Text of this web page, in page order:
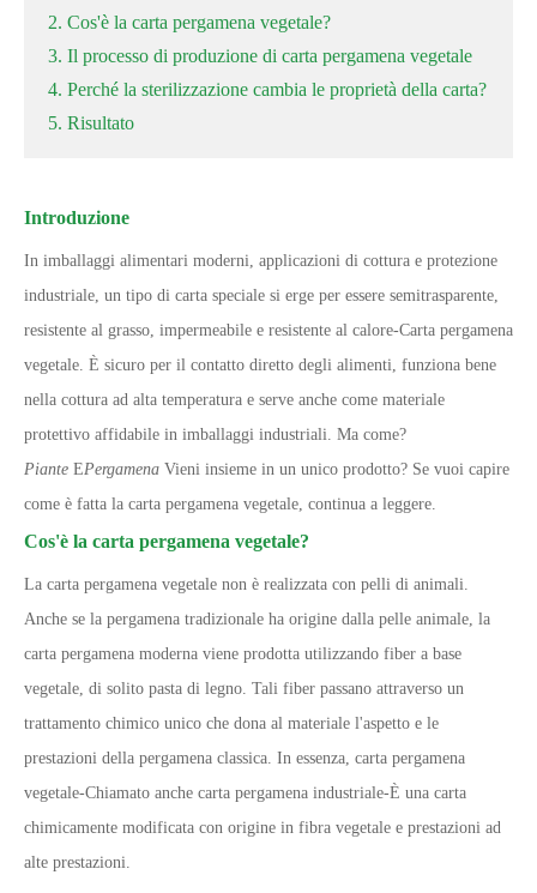
2. Cos'è la carta pergamena vegetale?
3. Il processo di produzione di carta pergamena vegetale
4. Perché la sterilizzazione cambia le proprietà della carta?
5. Risultato
Introduzione
In imballaggi alimentari moderni, applicazioni di cottura e protezione
industriale, un tipo di carta speciale si erge per essere semitrasparente,
resistente al grasso, impermeabile e resistente al calore-Carta pergamena
vegetale. È sicuro per il contatto diretto degli alimenti, funziona bene
nella cottura ad alta temperatura e serve anche come materiale
protettivo affidabile in imballaggi industriali. Ma come?
Piante EPergamena Vieni insieme in un unico prodotto? Se vuoi capire
come è fatta la carta pergamena vegetale, continua a leggere.
Cos'è la carta pergamena vegetale?
La carta pergamena vegetale non è realizzata con pelli di animali.
Anche se la pergamena tradizionale ha origine dalla pelle animale, la
carta pergamena moderna viene prodotta utilizzando fiber a base
vegetale, di solito pasta di legno. Tali fiber passano attraverso un
trattamento chimico unico che dona al materiale l'aspetto e le
prestazioni della pergamena classica. In essenza, carta pergamena
vegetale-Chiamato anche carta pergamena industriale-È una carta
chimicamente modificata con origine in fibra vegetale e prestazioni ad
alte prestazioni.